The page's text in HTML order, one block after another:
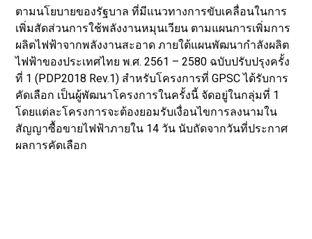
คัดเลือก เป็นผู้พัฒนาโครงการในครั้งนี้ จัดอยู่ในกลุ่มที่ 1
โดยแต่ละโครงการจะต้องยอมรับเงื่อนไขการลงนามใน
สัญญาซื้อขายไฟฟ้าภายใน 14 วัน นับถัดจากวันที่ประกาศ
ผลการคัดเลือก
อย่างไรก็ดี จากการได้รับการคัดเลือกในครั้งนี้ เป็นไปตาม
แผนกลยุทธ์ของธุรกิจ GPSC ที่มีเป้าหมาย ในการเพิ่ม
สัดส่วนพลังงานหมุนเวียนเกินกว่า 50% ของกำลังการผลิต